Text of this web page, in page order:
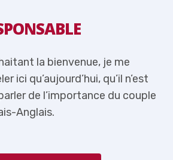
la bienvenue, je me
ici qu’aujourd’hui, qu’il n’est
de l’importance du couple
Anglais.